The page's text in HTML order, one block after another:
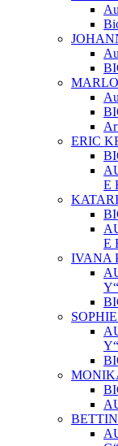
ERIC
E
E
IVANA
Y“
Y“